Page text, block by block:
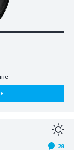
28